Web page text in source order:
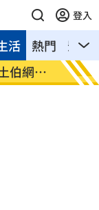
登入
熱門 影音
活
伯網看
小孩